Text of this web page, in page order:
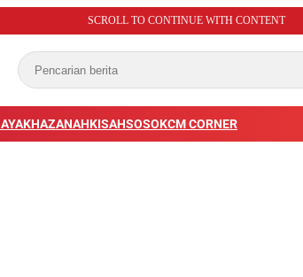
SCROLL TO CONTINUE WITH CONTENT
KHAZANAHKISAHSOSOKCM CORNER